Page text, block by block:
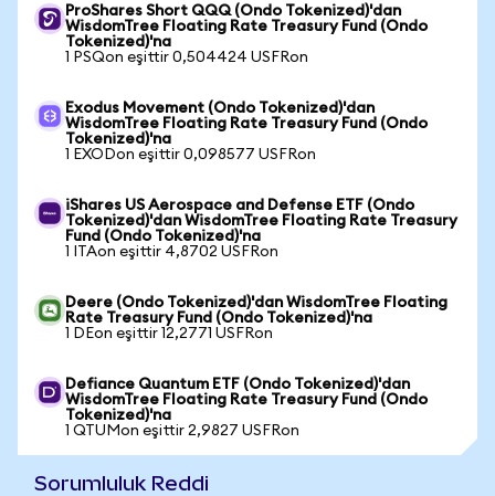
ProShares Short QQQ (Ondo Tokenized)'dan
WisdomTree Floating Rate Treasury Fund (Ondo
Tokenized)'na
1 PSQon eşittir 0,504424 USFRon
Exodus Movement (Ondo Tokenized)'dan
WisdomTree Floating Rate Treasury Fund (Ondo
Tokenized)'na
1 EXODon eşittir 0,098577 USFRon
iShares US Aerospace and Defense ETF (Ondo
Tokenized)'dan WisdomTree Floating Rate Treasury
Fund (Ondo Tokenized)'na
1 ITAon eşittir 4,8702 USFRon
Deere (Ondo Tokenized)'dan WisdomTree Floating
Rate Treasury Fund (Ondo Tokenized)'na
1 DEon eşittir 12,2771 USFRon
Defiance Quantum ETF (Ondo Tokenized)'dan
WisdomTree Floating Rate Treasury Fund (Ondo
Tokenized)'na
1 QTUMon eşittir 2,9827 USFRon
Sorumluluk Reddi